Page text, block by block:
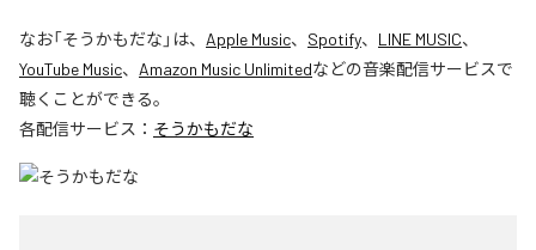
なお「そうかもだな 」は、 Apple Music、 Spotify、 LINE MUSIC、
YouTube Music、 Amazon Music Unlimitedなどの音楽配信サービスで
聴くことができる。
各配信サービス： そうかもだな